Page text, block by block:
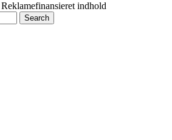
indhold
Search